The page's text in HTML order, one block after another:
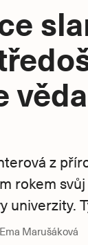
z
rokem
univerzity.
Ema Marušáková